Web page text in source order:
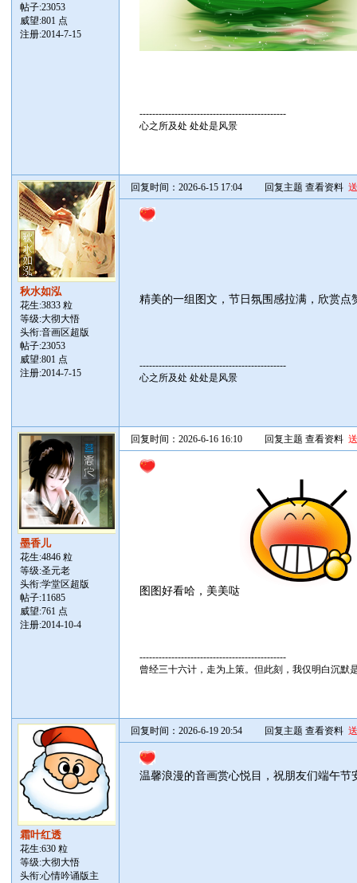
帖子:23053
威望:801 点
注册:2014-7-15
----------------------------------------------
心之所及处 处处是风景
秋水如泓
花生:3833 粒
等级:大彻大悟
头衔:音画区超版
帖子:23053
威望:801 点
注册:2014-7-15
回复时间：2026-6-15 17:04 回复主题 查看资料
精美的一组图文，节日氛围感拉满，欣赏点
----------------------------------------------
心之所及处 处处是风景
墨香儿
花生:4846 粒
等级:圣元老
头衔:学堂区超版
帖子:11685
威望:761 点
注册:2014-10-4
回复时间：2026-6-16 16:10 回复主题 查看资料
图图好看哈，美美哒
----------------------------------------------
曾经三十六计，走为上策。但此刻，我仅明白沉默
霜叶红透
花生:630 粒
等级:大彻大悟
头衔:心情吟诵版主
回复时间：2026-6-19 20:54 回复主题 查看资料
温馨浪漫的音画赏心悦目，祝朋友们端午节